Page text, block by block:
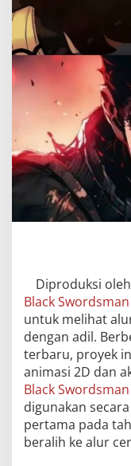
Diproduksi oleh
Black Swordsman
untuk melihat
dengan adil.
terbaru, proyek
animasi 2D dan
Black Swordsman
digunakan
pertama pada
beralih ke alur